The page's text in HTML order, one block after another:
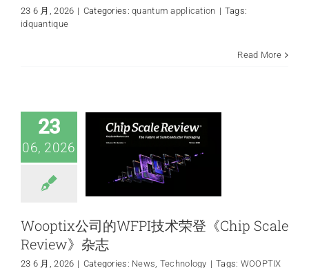
23 6 月, 2026 | Categories:quantum application | Tags:
idquantique
Read More
23
06, 2026
Wooptix公司的WFPI技术荣登《Chip Scale
Review》杂志
23 6 月, 2026 | Categories: News, Technology | Tags: WOOPTIX